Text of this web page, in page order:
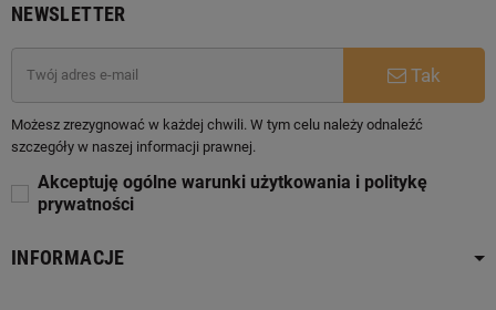
NEWSLETTER
Tak
Możesz zrezygnować w każdej chwili. W tym celu należy odnaleźć
szczegóły w naszej informacji prawnej.
Akceptuję ogólne warunki użytkowania i politykę
prywatności
INFORMACJE